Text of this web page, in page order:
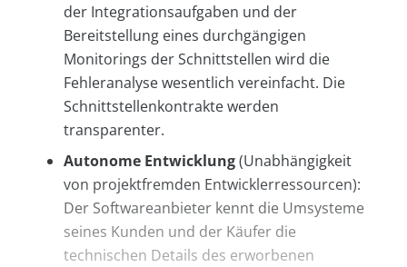
der Integrationsaufgaben und der
Bereitstellung eines durchgängigen
Monitorings der Schnittstellen wird die
Fehleranalyse wesentlich vereinfacht. Die
Schnittstellenkontrakte werden
transparenter.
Autonome Entwicklung(Unabhängigkeit
von projektfremden Entwicklerressourcen):
Der Softwareanbieter kennt die Umsysteme
seines Kunden und der Käufer die
technischen Details des erworbenen